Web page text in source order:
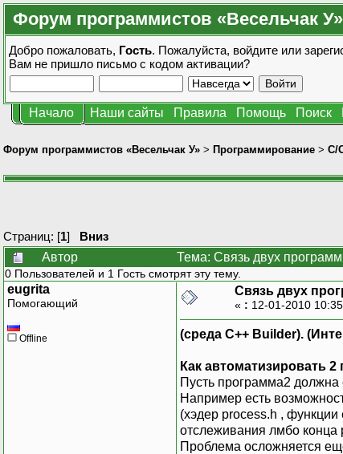
Форум программистов «Весельчак У»
Добро пожаловать, Гость. Пожалуйста, войдите или
Вам не пришло письмо с кодом активации?
Начало Наши сайты Правила Помощь Поиск
Форум программистов «Весельчак У» > Программирование > C/
Страниц: [1] Вниз
Автор
Тема: Связь двух
0 Пользователей и 1 Гость смотрят эту тему.
eugrita
Помогающий
Offline
Связь двух
« : 12-01-2010
(среда С++ Builder).
Как автоматизировать
Пусть программа2
Например есть
(хэдер process.h , функции
отслеживания лмбо
Проблема осложняется